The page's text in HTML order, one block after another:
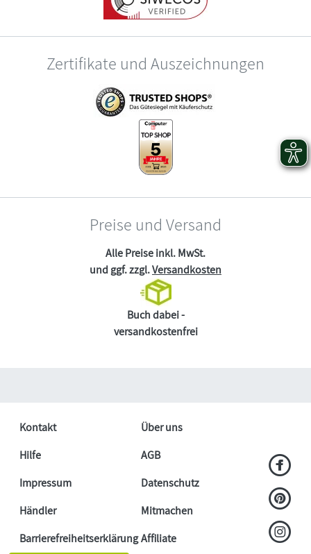
Zertifikate und Auszeichnungen
Preise und Versand
Alle Preise inkl. MwSt.
und ggf. zzgl.Versandkosten
Buch dabei -
versandkostenfrei
Kontakt
Über uns
Hilfe
AGB
Impressum
Datenschutz
Händler
Mitmachen
BarrierefreiheitserklärungAffiliate